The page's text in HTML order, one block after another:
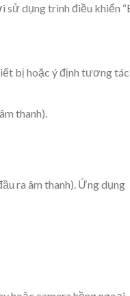
dụng trình điều khiển
bị hoặc ý định tương tác
thanh).
ra âm thanh). Ứng dụng